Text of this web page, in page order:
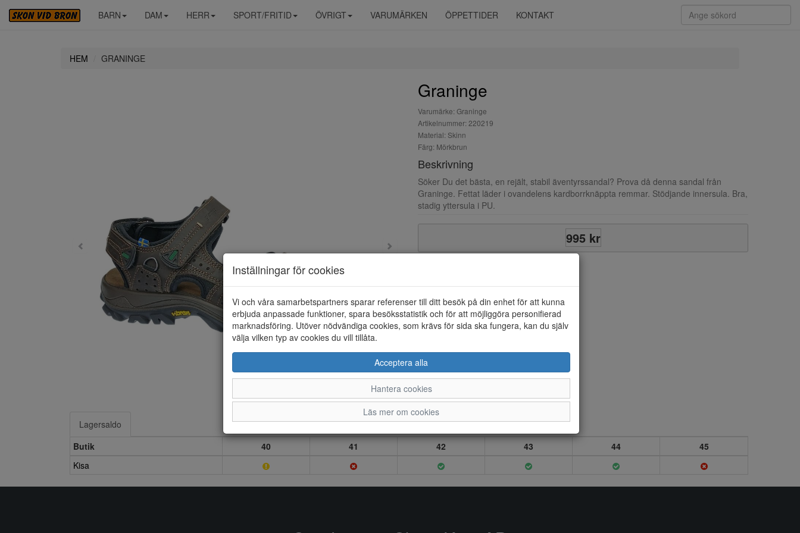
BARN DAM HERR SPORT/FRITID ÖVRIGT VARUMÄRKEN ÖPPETTIDER KONTAKT
HEM GRANINGE
Graninge
Varumärke: Graninge
Artikelnummer: 220219
Material: Skinn
Färg: Mörkbrun
Beskrivning
Söker Du det bästa, en rejält, stabil äventyrssandal? Prova då denna sandal från
Graninge. Fettat läder i ovandelens kardborrknäppta remmar. Stödjande innersula. Bra,
stadig yttersula i PU.
995 kr
Lagersaldo
Butik
40 41 42 43 44
45
Kisa
Inställningar för cookies
Vi och våra samarbetspartners sparar referenser till ditt besök på din enhet för att kunna
erbjuda anpassade funktioner, spara besöksstatistik och för att möjliggöra personifierad
marknadsföring. Utöver nödvändiga cookies, som krävs för sida ska fungera, kan du själv
välja vilken typ av cookies du vill tillåta.
Acceptera alla
Hantera cookies
Läs mer om cookies